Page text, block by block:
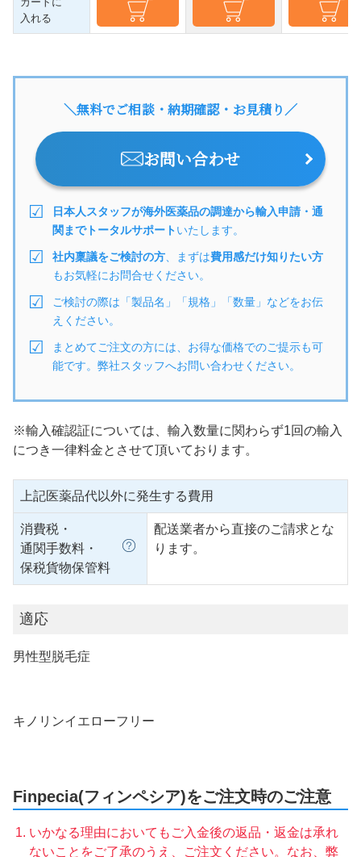
入れる
＼無料でご相談・納期確認・お見積り／
お問い合わせ
日本人スタッフが海外医薬品の調達から輸入申請・通
関までトータルサポートいたします。
社内稟議をご検討の方 、まずは費用感だけ知りたい方
もお気軽にお問合せください。
ご検討の際は「製品名」「規格」「数量」などをお伝
えください。
まとめてご注文の方には、お得な価格でのご提示も可
能です。弊社スタッフへお問い合わせください。
※輸入確認証については、輸入数量に関わらず1回の輸入
につき一律料金とさせて頂いております。
上記医薬品代以外に発生する費用
消費税・
通関手数料・
保税貨物保管料
配送業者から直接のご請求とな
ります。
適応
男性型脱毛症
キノリンイエローフリー
Finpecia(フィンペシア)をご注文時のご注意
いかなる理由においてもご入金後の返品・返金は承れ
ないことをご了承のうえ、ご注文ください。なお、弊